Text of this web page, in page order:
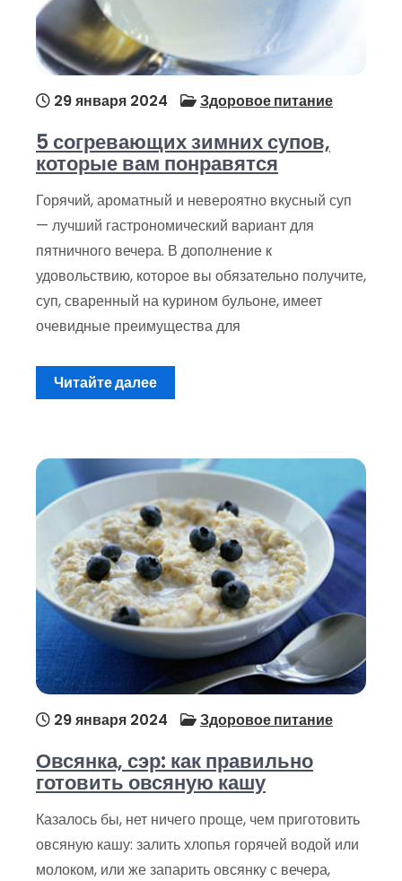
29 января 2024 Здоровое питание
5 согревающих зимних супов,
которые вам понравятся
Горячий, ароматный и невероятно вкусный суп
— лучший гастрономический вариант для
пятничного вечера. В дополнение к
удовольствию, которое вы обязательно получите,
суп, сваренный на курином бульоне, имеет
очевидные преимущества для
Читайте далее
29 января 2024 Здоровое питание
Овсянка, сэр: как правильно
готовить овсяную кашу
Казалось бы, нет ничего проще, чем приготовить
овсяную кашу: залить хлопья горячей водой или
молоком, или же запарить овсянку с вечера,